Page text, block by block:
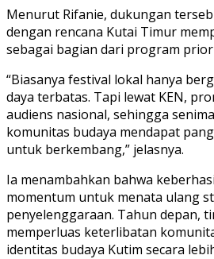
Menurut Rifanie, dukungan
dengan rencana Kutai Timur
sebagai bagian dari program
“Biasanya festival lokal hanya
daya terbatas. Tapi lewat KEN,
audiens nasional, sehingga
komunitas budaya mendapat
untuk berkembang,” jelasnya.
Ia menambahkan bahwa
momentum untuk menata ulang
penyelenggaraan. Tahun depan,
memperluas keterlibatan
identitas budaya Kutim secara